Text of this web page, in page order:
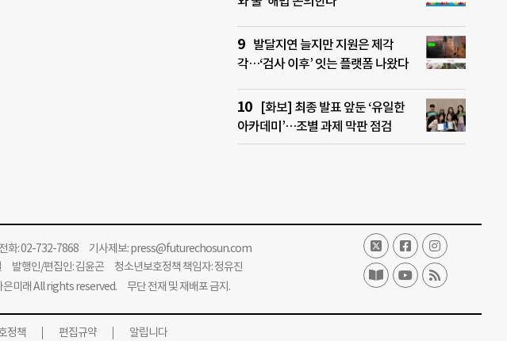
발달지연 늘지만 지원은 제각
각…‘검사 이후’ 잇는 플랫폼 나왔다
[화보] 최종 발표 앞둔 ‘유일한
아카데미’…조별 과제 막판 점검
화: 02-732-7868 기사제보:press@futurechosun.com
발행인/편집인: 김윤곤 청소년보호정책 책임자: 정유진
미래 All rights reserved. 무단 전재 및 재배포 금지.
정책 편집규약 알립니다